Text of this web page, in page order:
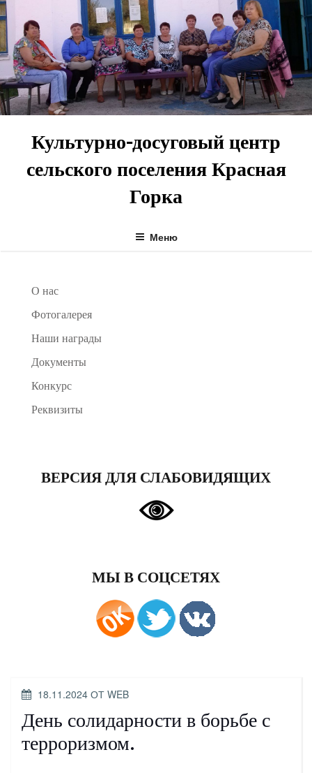
Перейти
к
содержимому
Культурно-досуговый центр
сельского поселения Красная
Горка
Меню
О нас
Фотогалерея
Наши награды
Документы
Конкурс
Реквизиты
ВЕРСИЯ ДЛЯ СЛАБОВИДЯЩИХ
МЫ В СОЦСЕТЯХ
ОПУБЛИКОВАНО
18.11.2024 ОТ WEB
День солидарности в борьбе с
терроризмом.